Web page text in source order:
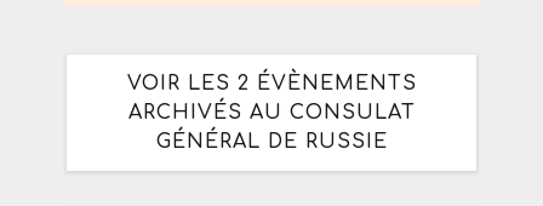
VOIR LES 2 ÉVÈNEMENTS
ARCHIVÉS AU CONSULAT
GÉNÉRAL DE RUSSIE